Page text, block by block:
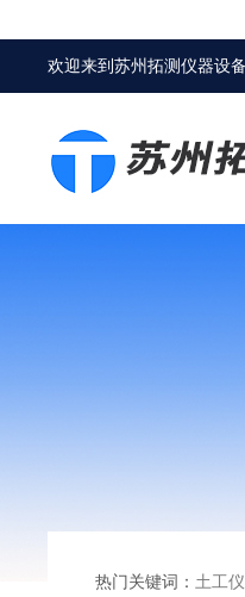
欢迎来到苏州拓测仪器设
热门关键词： 土工仪